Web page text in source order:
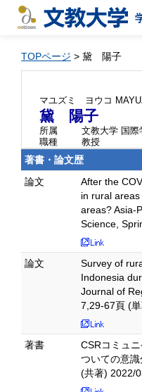
TOPページ > 黛 陽子
マユズミ ヨウコ
黛 陽子
所属
文教大学 国際
職種
教授
著書・論文歴
論文
After the
in rural
areas? Asia-
Science,
論文
Survey of
Indonesia
Journal of
7,29-67頁 (
著書
CSRコミュ
ついての意
(共著) 2022/